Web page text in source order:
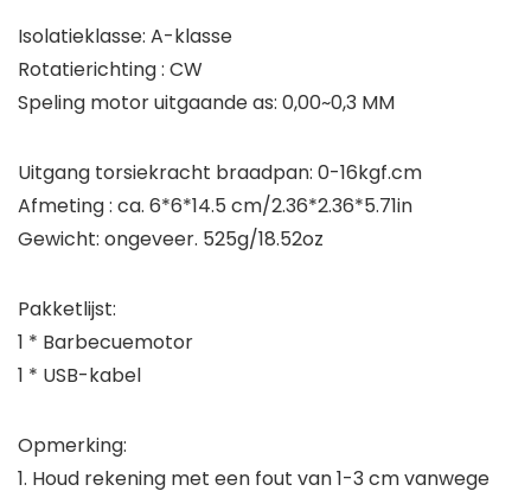
Isolatieklasse: A-klasse
Rotatierichting : CW
Speling motor uitgaande as: 0,00~0,3 MM
Uitgang torsiekracht braadpan: 0-16kgf.cm
Afmeting : ca. 6*6*14.5 cm/2.36*2.36*5.71in
Gewicht: ongeveer. 525g/18.52oz
Pakketlijst:
1 * Barbecuemotor
1 * USB-kabel
Opmerking:
1. Houd rekening met een fout van 1-3 cm vanwege